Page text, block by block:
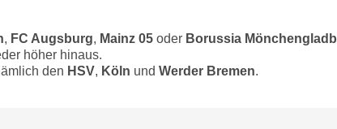
, FC Augsburg, Mainz 05oder Borussia
höher hinaus.
den HSV, Köln und Werder Bremen.